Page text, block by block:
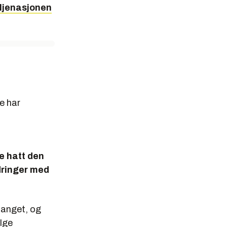
har
hatt den
med
og